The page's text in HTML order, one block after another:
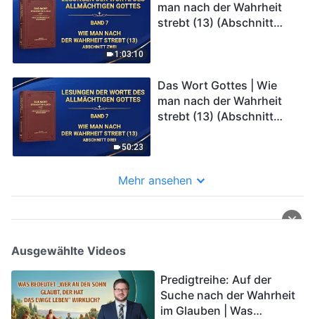
1:03:10
man nach der Wahrheit
strebt (13) (Abschnitt
50:23
Das Wort Gottes | Wie
man nach der Wahrheit
strebt (13) (Abschnitt
Mehr ansehen
Ausgewählte Videos
Predigtreihe: Auf der
Suche nach der Wahrheit
im Glauben | Was